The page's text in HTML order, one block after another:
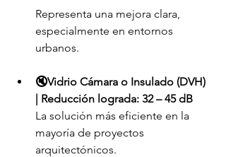
Representa una mejora clara,
especialmente en entornos
urbanos.
🔇Vidrio Cámara o Insulado (DVH)
| Reducción lograda: 32 – 45 dB
La solución más eficiente en la
mayoría de proyectos
arquitectónicos.